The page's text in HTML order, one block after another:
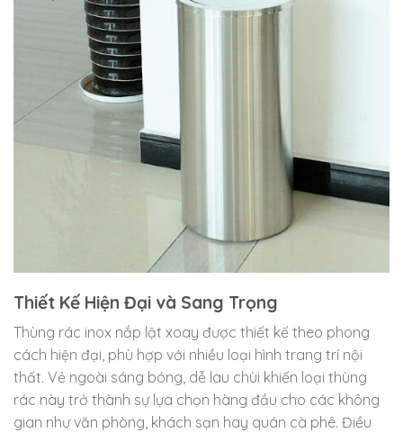
Thiết Kế Hiện Đại và Sang Trọng
Thùng rác inox nắp lật xoay được thiết kế theo phong
cách hiện đại, phù hợp với nhiều loại hình trang trí nội
thất. Vẻ ngoài sáng bóng, dễ lau chùi khiến loại thùng
rác này trở thành sự lựa chọn hàng đầu cho các không
gian như văn phòng, khách sạn hay quán cà phê. Điều